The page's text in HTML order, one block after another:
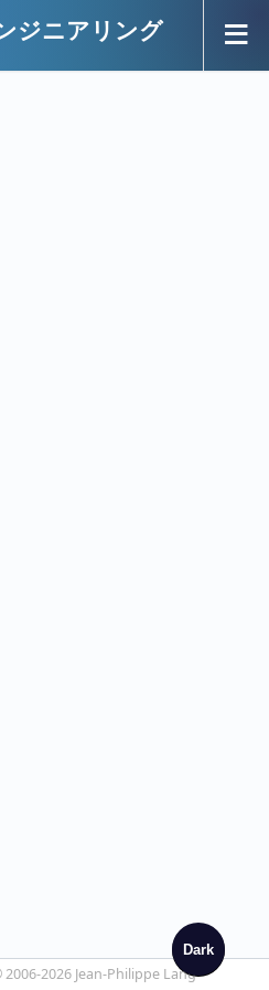
Dark
ジニアリング
2026 Jean-Philippe Lang